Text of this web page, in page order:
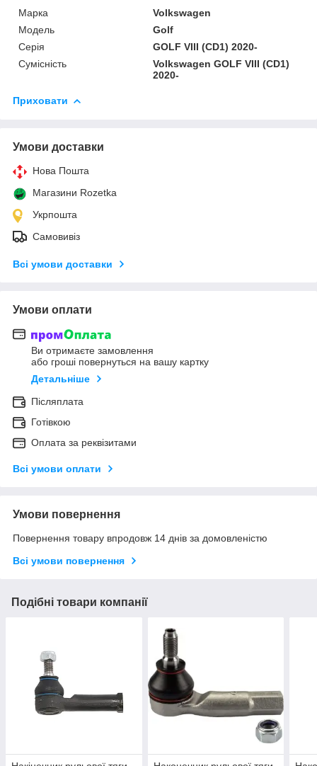
Марка
Volkswagen
Мoдель
Golf
Серія
GOLF VIII (CD1) 2020-
Сумісність
Volkswagen GOLF VIII (CD1)
2020-
Приховати
Умови доставки
Нова Пошта
Магазини Rozetka
Укрпошта
Самовивіз
Всі умови доставки
Умови оплати
Ви отримаєте замовлення
або гроші повернуться на вашу картку
Детальніше
Післяплата
Готівкою
Оплата за реквізитами
Всі умови оплати
Умови повернення
Повернення товару впродовж 14 днів за домовленістю
Всі умови повернення
Подібні товари компанії